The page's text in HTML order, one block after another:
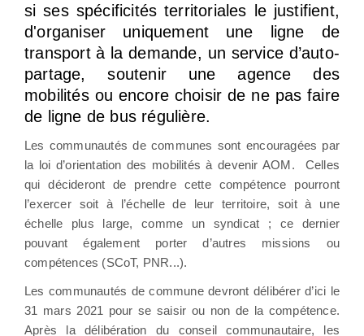
si ses spécificités territoriales le justifient,
d'organiser uniquement une ligne de
transport à la demande, un service d’auto-
partage, soutenir une agence des
mobilités ou encore choisir de ne pas faire
de ligne de bus régulière.
Les communautés de communes sont encouragées par
la loi d’orientation des mobilités à devenir AOM. Celles
qui décideront de prendre cette compétence pourront
l’exercer soit à l’échelle de leur territoire, soit à une
échelle plus large, comme un syndicat ; ce dernier
pouvant également porter d’autres missions ou
compétences (SCoT, PNR...).
Les communautés de commune devront délibérer d’ici le
31 mars 2021 pour se saisir ou non de la compétence.
Après la délibération du conseil communautaire, les